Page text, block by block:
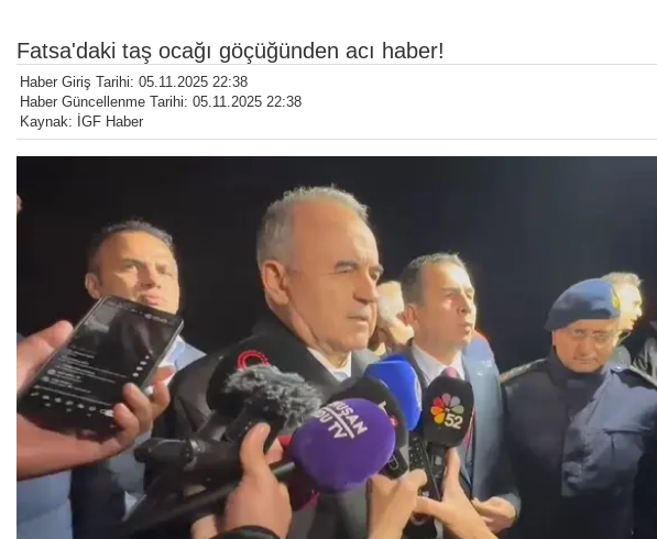
Fatsa'daki taş ocağı göçüğünden acı haber!
Haber Giriş Tarihi: 05.11.2025 22:38
Haber Güncellenme Tarihi: 05.11.2025 22:38
Kaynak: İGF Haber